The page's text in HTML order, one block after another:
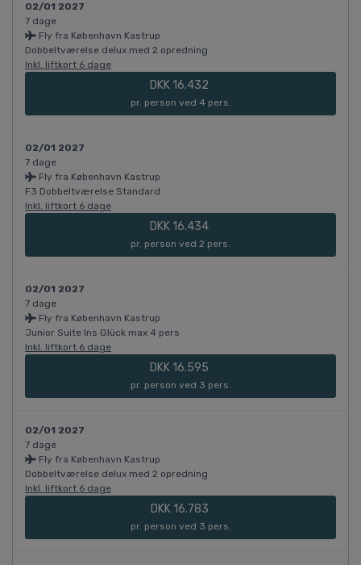
02/01 2027
7 dage
Fly fra København Kastrup
Dobbeltværelse delux med 2 opredning
Inkl. liftkort 6 dage
DKK 16.432
pr. person ved 4 pers.
02/01 2027
7 dage
Fly fra København Kastrup
F3 Dobbeltværelse Standard
Inkl. liftkort 6 dage
DKK 16.434
pr. person ved 2 pers.
02/01 2027
7 dage
Fly fra København Kastrup
Junior Suite Ins Glück max 4 pers
Inkl. liftkort 6 dage
DKK 16.595
pr. person ved 3 pers.
02/01 2027
7 dage
Fly fra København Kastrup
Dobbeltværelse delux med 2 opredning
Inkl. liftkort 6 dage
DKK 16.783
pr. person ved 3 pers.